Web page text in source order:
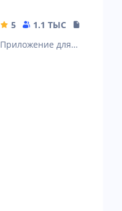
5 1.1 ТЫС
Приложение для